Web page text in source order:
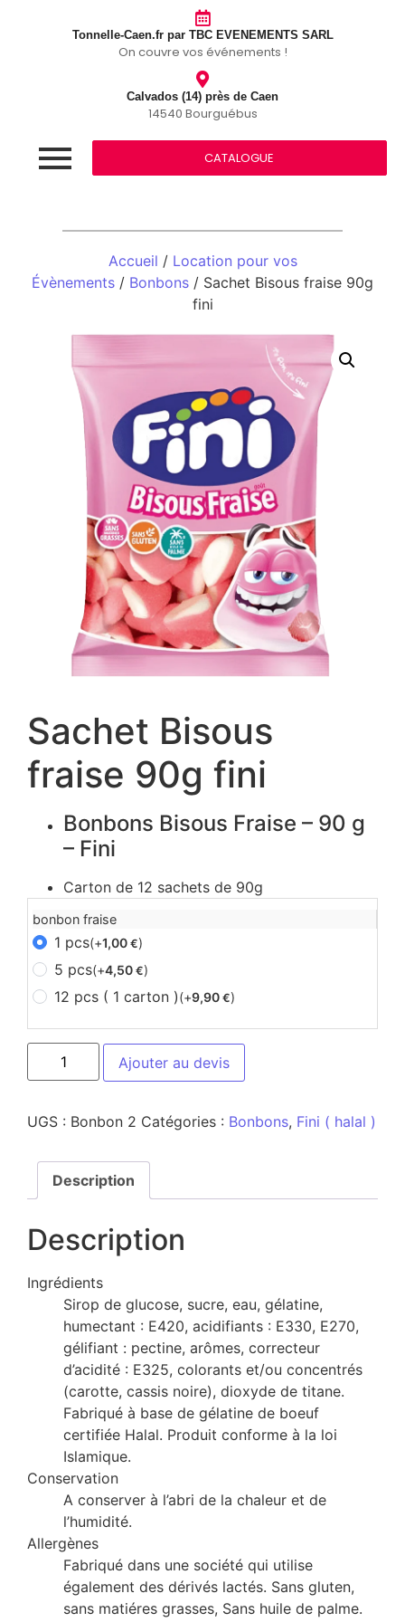
Tonnelle-Caen.fr par TBC EVENEMENTS SARL
On couvre vos événements !
Calvados (14) près de Caen
14540 Bourguébus
CATALOGUE
Accueil / Location pour vos
Évènements / Bonbons / Sachet Bisous fraise 90g
fini
Sachet Bisous
fraise 90g fini
Bonbons Bisous Fraise – 90 g
– Fini
Carton de 12 sachets de 90g
bonbon fraise
1 pcs(+1,00 €)
5 pcs(+4,50 €)
12 pcs ( 1 carton )(+9,90 €)
Ajouter au devis
UGS : Bonbon 2 Catégories : Bonbons, Fini ( halal )
Description
Description
Ingrédients
Sirop de glucose, sucre, eau, gélatine,
humectant : E420, acidifiants : E330, E270,
gélifiant : pectine, arômes, correcteur
d’acidité : E325, colorants et/ou concentrés
(carotte, cassis noire), dioxyde de titane.
Fabriqué à base de gélatine de boeuf
certifiée Halal. Produit conforme à la loi
Islamique.
Conservation
A conserver à l’abri de la chaleur et de
l’humidité.
Allergènes
Fabriqué dans une société qui utilise
également des dérivés lactés. Sans gluten,
sans matiéres grasses, Sans huile de palme.